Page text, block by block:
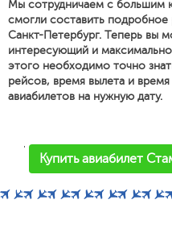
Мы сотрудничаем с большим
смогли составить
Санкт-Петербург. Теперь вы
интересующий и
этого необходимо точно
рейсов, время вылета и
авиабилетов на нужную дату.
'
Купить авиабилет